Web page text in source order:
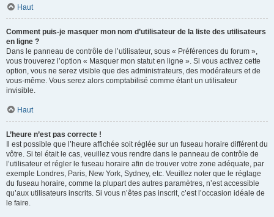
Haut
Comment puis-je masquer mon nom d’utilisateur de la liste des utilisateurs
en ligne ?
Dans le panneau de contrôle de l’utilisateur, sous « Préférences du forum »,
vous trouverez l’option « Masquer mon statut en ligne ». Si vous activez cette
option, vous ne serez visible que des administrateurs, des modérateurs et de
vous-même. Vous serez alors comptabilisé comme étant un utilisateur
invisible.
Haut
L’heure n’est pas correcte !
Il est possible que l’heure affichée soit réglée sur un fuseau horaire différent du
vôtre. Si tel était le cas, veuillez vous rendre dans le panneau de contrôle de
l’utilisateur et régler le fuseau horaire afin de trouver votre zone adéquate, par
exemple Londres, Paris, New York, Sydney, etc. Veuillez noter que le réglage
du fuseau horaire, comme la plupart des autres paramètres, n’est accessible
qu’aux utilisateurs inscrits. Si vous n’êtes pas inscrit, c’est l’occasion idéale de
le faire.